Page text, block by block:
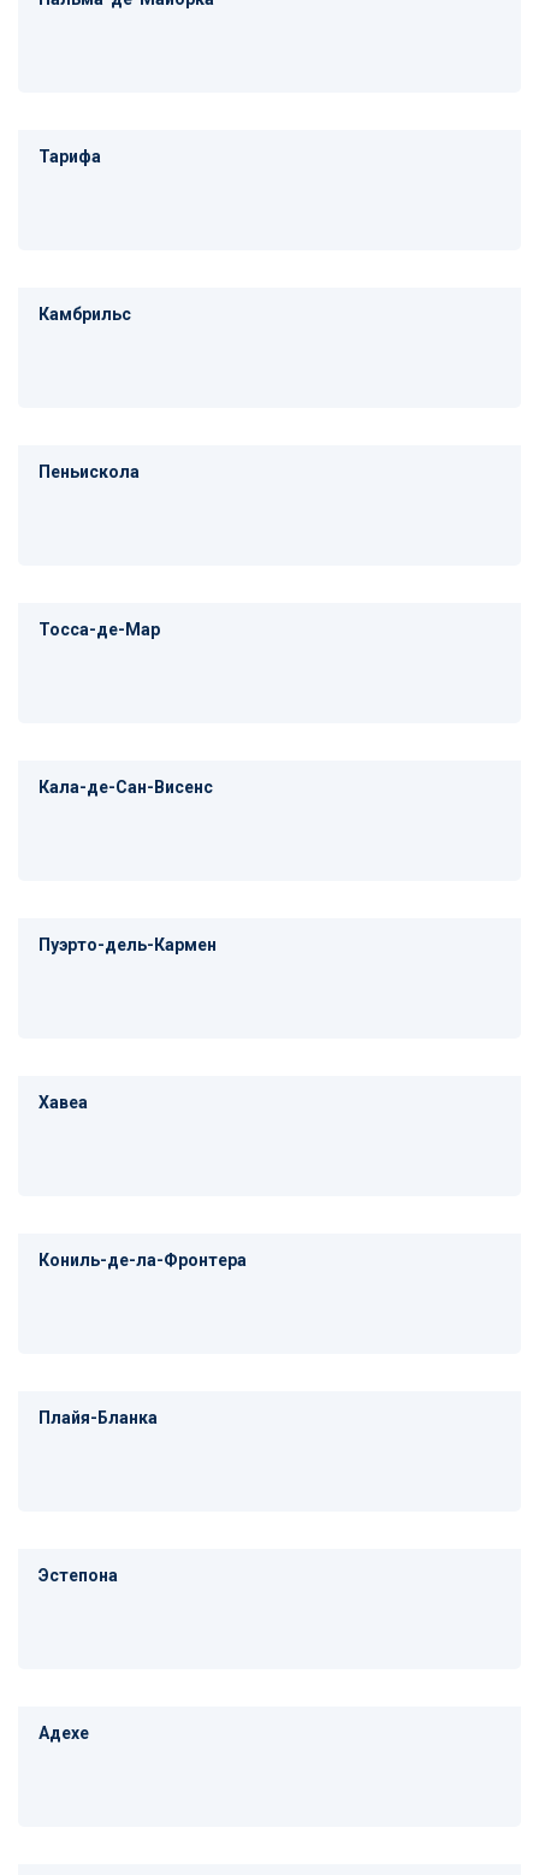
Тарифа
Камбрильс
Пеньискола
Тосса-де-Мар
Кала-де-Сан-Висенс
Пуэрто-дель-Кармен
Хавеа
Кониль-де-ла-Фронтера
Плайя-Бланка
Эстепона
Адехе